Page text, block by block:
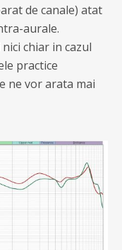
de canale) atat
aurale.
chiar in cazul
practice
ne vor arata mai